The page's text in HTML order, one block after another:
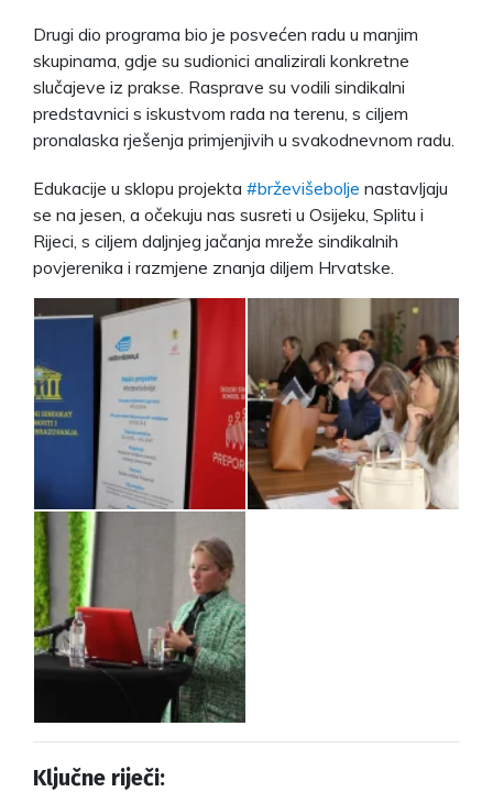
Drugi dio programa bio je posvećen radu u manjim
skupinama, gdje su sudionici analizirali konkretne
slučajeve iz prakse. Rasprave su vodili sindikalni
predstavnici s iskustvom rada na terenu, s ciljem
pronalaska rješenja primjenjivih u svakodnevnom radu.
Edukacije u sklopu projekta #brževišebolje nastavljaju
se na jesen, a očekuju nas susreti u Osijeku, Splitu i
Rijeci, s ciljem daljnjeg jačanja mreže sindikalnih
povjerenika i razmjene znanja diljem Hrvatske.
Ključne riječi: